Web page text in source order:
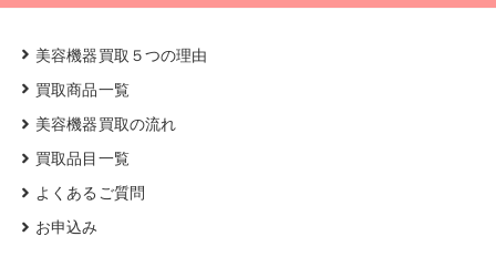
美容機器買取５つの理由
買取商品一覧
美容機器買取の流れ
買取品目一覧
よくあるご質問
お申込み